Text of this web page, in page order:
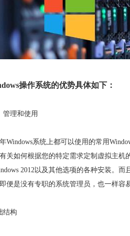
操作系统的优势具体如下：
管理和使用
Windows系统上都可以使用的常用
关如何根据您的特定需求定制虚拟主
2012以及其他选项的各种安装。
便是没有专职的系统管理员，也一样容
结构